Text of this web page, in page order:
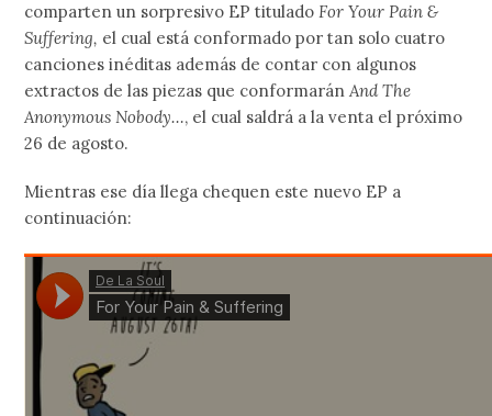
comparten un sorpresivo EP tituladoFor Your Pain &
Suffering, el cual está conformado por tan solo cuatro
canciones inéditas además de contar con algunos
extractos de las piezas que conformarán And The
Anonymous Nobody…, el cual saldrá a la venta el próximo
26 de agosto.
Mientras ese día llega chequen este nuevo EP a
continuación: